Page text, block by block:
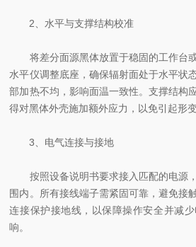
2、水平与支撑结构校准
将差分面源黑体放置于稳固的工作台
水平仪调整底座，确保辐射面处于水平状
部加热不均，影响面温一致性。支撑结构
得对黑体外壳施加额外应力，以免引起形
3、电气连接与接地
按照设备说明书要求接入匹配的电源
围内。所有接线端子需紧固可靠，避免接
连接保护接地线，以保障操作安全并减
响。